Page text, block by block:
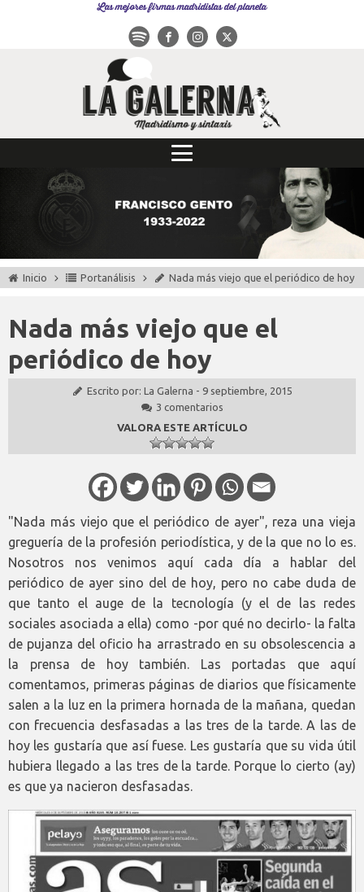
Las mejores firmas madridistas del planeta
Inicio Portanálisis Nada más viejo que el periódico de hoy
Nada más viejo que el
periódico de hoy
Escrito por: La Galerna - 9 septiembre, 2015
3 comentarios
VALORA ESTE ARTÍCULO
"Nada más viejo que el periódico de ayer", reza una vieja
greguería de la profesión periodística, y de la que no lo es.
Nosotros nos venimos aquí cada día a hablar del
periódico de ayer sino del de hoy, pero no cabe duda de
que tanto el auge de la tecnología (y el de las redes
sociales asociada a ella) como -por qué no decirlo- la falta
de pujanza del oficio ha arrastrado en su obsolescencia a
la prensa de hoy también. Las portadas que aquí
comentamos, primeras páginas de diarios que físicamente
salen a la luz en la primera hornada de la mañana, quedan
con frecuencia desfasadas a las tres de la tarde. A las de
hoy les gustaría que así fuese. Les gustaría que su vida útil
hubiera llegado a las tres de la tarde. Porque lo cierto (ay)
es que ya nacieron desfasadas.